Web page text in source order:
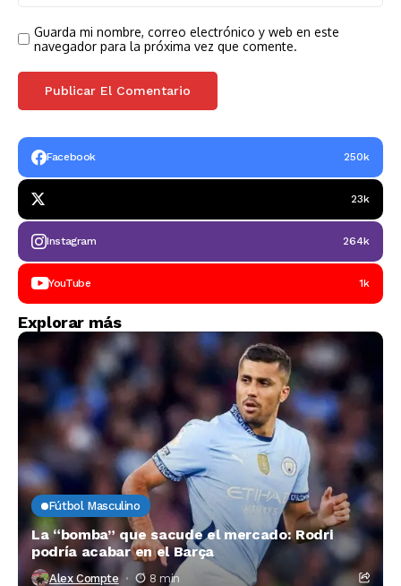
Guarda mi nombre, correo electrónico y web en este
navegador para la próxima vez que comente.
Facebook 250k
23k
Instagram 264k
YouTube 1k
Explorar más
Fútbol Masculino
La “bomba” que sacude el mercado: Rodri
podría acabar en el Barça
Alex Compte 8 min